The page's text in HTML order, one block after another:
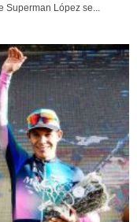
López se...